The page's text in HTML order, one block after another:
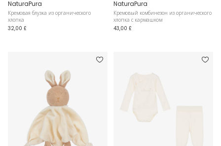
NaturaPura
Кремовая блузка из органического
хлопка
32,00 £
NaturaPura
Кремовый комбинезон из органического
хлопка с кармашком
43,00 £